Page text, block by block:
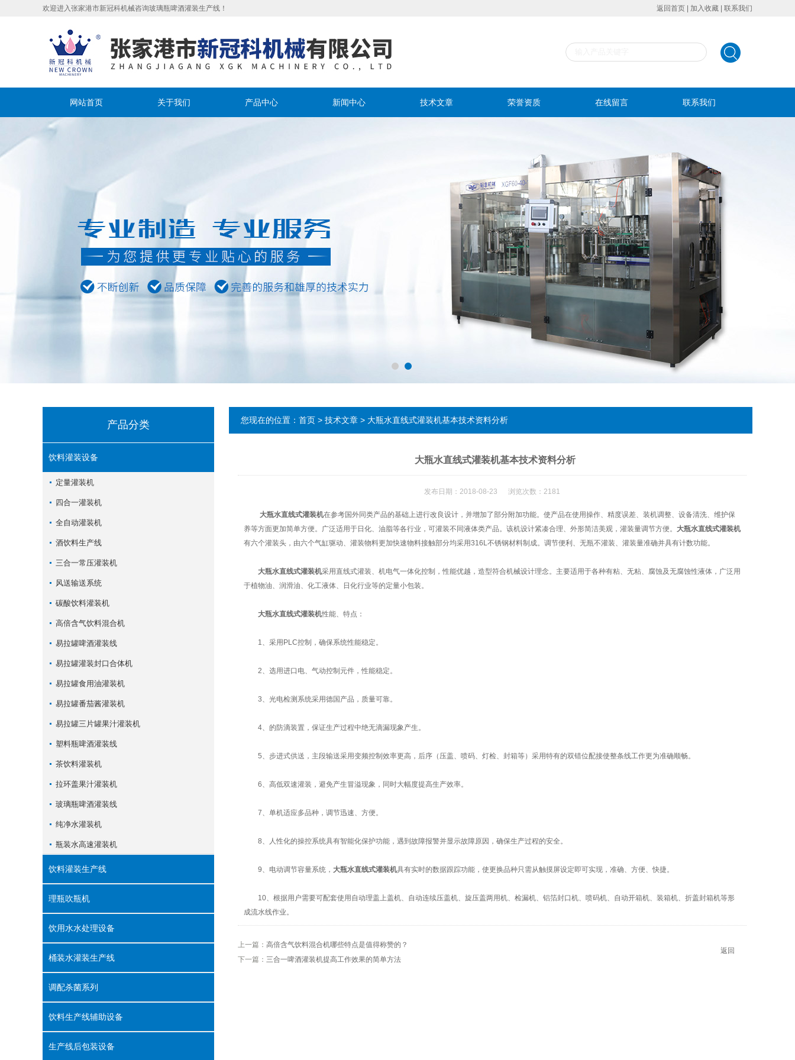
欢迎进入张家港市新冠科机械咨询玻璃瓶啤酒灌装生产线！ 返回首页 加入收藏 联系我们
网站首页 关于我们 产品中心 新闻中心 技术文章 荣誉资质 在线留言 联系我们
产品分类
饮料灌装设备
定量灌装机
四合一灌装机
全自动灌装机
酒饮料生产线
三合一常压灌装机
风送输送系统
碳酸饮料灌装机
高倍含气饮料混合机
易拉罐啤酒灌装线
易拉罐灌装封口合体机
易拉罐食用油灌装机
易拉罐番茄酱灌装机
易拉罐三片罐果汁灌装机
塑料瓶啤酒灌装线
茶饮料灌装机
拉环盖果汁灌装机
玻璃瓶啤酒灌装线
纯净水灌装机
瓶装水高速灌装机
饮料灌装生产线
理瓶吹瓶机
饮用水水处理设备
桶装水灌装生产线
调配杀菌系列
饮料生产线辅助设备
生产线后包装设备
您现在的位置： 首页 > 技术文章 > 大瓶水直线式灌装机基本技术资料分析
大瓶水直线式灌装机基本技术资料分析
发布日期：2018-08-23 浏览次数：2181
大瓶水直线式灌装机在参考国外同类产品的基础上进行改良设计，并增加了部分附加功能。使产品在使用操作、精度误差、装机调整、设备清洗、维护保
养等方面更加简单方便。广泛适用于日化、油脂等各行业，可灌装不同液体类产品。该机设计紧凑合理、外形简洁美观，灌装量调节方便。 大瓶水直线式灌装机
有六个灌装头，由六个气缸驱动、灌装物料更加快速物料接触部分均采用316L不锈钢材料制成。调节便利、无瓶不灌装、灌装量准确并具有计数功能。
大瓶水直线式灌装机采用直线式灌装、机电气一体化控制，性能优越，造型符合机械设计理念。主要适用于各种有粘、无粘、腐蚀及无腐蚀性液体，广泛用
于植物油、润滑油、化工液体、日化行业等的定量小包装。
大瓶水直线式灌装机性能、特点：
1、采用PLC控制，确保系统性能稳定。
2、选用进口电、气动控制元件，性能稳定。
3、光电检测系统采用德国产品，质量可靠。
4、的防滴装置，保证生产过程中绝无滴漏现象产生。
5、步进式供送，主段输送采用变频控制效率更高，后序（压盖、喷码、灯检、封箱等）采用特有的双错位配接使整条线工作更为准确顺畅。
6、高低双速灌装，避免产生冒溢现象，同时大幅度提高生产效率。
7、单机适应多品种，调节迅速、方便。
8、人性化的操控系统具有智能化保护功能，遇到故障报警并显示故障原因，确保生产过程的安全。
9、电动调节容量系统， 大瓶水直线式灌装机具有实时的数据跟踪功能，使更换品种只需从触摸屏设定即可实现，准确、方便、快捷。
10、根据用户需要可配套使用自动理盖上盖机、自动连续压盖机、旋压盖两用机、检漏机、铝箔封口机、喷码机、自动开箱机、装箱机、折盖封箱机等形
成流水线作业。
上一篇： 高倍含气饮料混合机哪些特点是值得称赞的？
下一篇： 三合一啤酒灌装机提高工作效果的简单方法
返回